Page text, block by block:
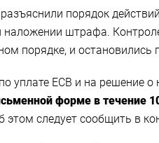
порядок
штрафа.
порядке, и
уплате ЕСВ и на решение
форме в течение
этом следует сообщить в